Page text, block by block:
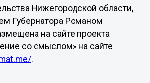
Нижегородской области,
Губернатора Романом
на сайте проекта
со смыслом» на сайте
.